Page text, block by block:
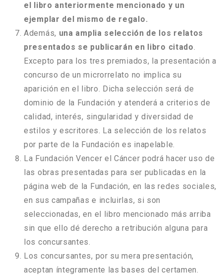
el libro anteriormente mencionado y un
ejemplar del mismo de regalo.
Además, una amplia selección de los relatos
presentados se publicarán en libro citado.
Excepto para los tres premiados, la presentación a
concurso de un microrrelato no implica su
aparición en el libro. Dicha selección será de
dominio de la Fundación y atenderá a criterios de
calidad, interés, singularidad y diversidad de
estilos y escritores. La selección de los relatos
por parte de la Fundación es inapelable.
La Fundación Vencer el Cáncer podrá hacer uso de
las obras presentadas para ser publicadas en la
página web de la Fundación, en las redes sociales,
en sus campañas e incluirlas, si son
seleccionadas, en el libro mencionado más arriba
sin que ello dé derecho a retribución alguna para
los concursantes.
Los concursantes, por su mera presentación,
aceptan íntegramente las bases del certamen.